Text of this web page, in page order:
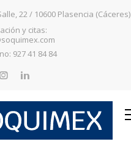
22 / 10600 Plasencia (Cáceres)
y citas:
927 41 84 84